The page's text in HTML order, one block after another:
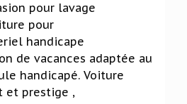
pour lavage
pour
handicape
de vacances adaptée au
handicapé. Voiture
et prestige ,